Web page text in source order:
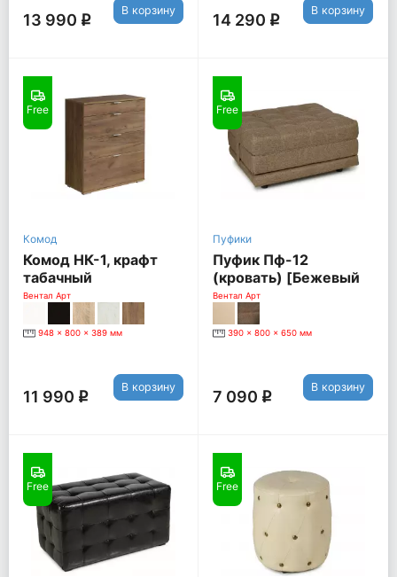
13 990 q
В корзину
14 290 q
В корзину
Free
Комод
Комод НК-1, крафт
табачный
Вентал Арт
948 x 800 x 389 мм
11 990 q
В корзину
Free
Пуфики
Пуфик Пф-12
(кровать) [Бежевый
Joy Beige]
Вентал Арт
390 x 800 x 650 мм
7 090 q
В корзину
Free Free